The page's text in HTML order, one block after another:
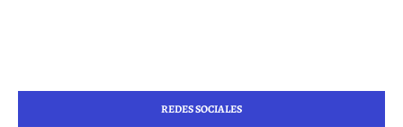
REDES SOCIALES